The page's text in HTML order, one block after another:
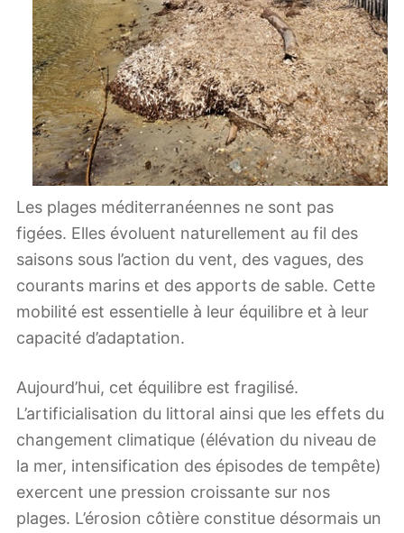
Les plages méditerranéennes ne sont pas
figées. Elles évoluent naturellement au fil des
saisons sous l’action du vent, des vagues, des
courants marins et des apports de sable. Cette
mobilité est essentielle à leur équilibre et à leur
capacité d’adaptation.
Aujourd’hui, cet équilibre est fragilisé.
L’artificialisation du littoral ainsi que les effets du
changement climatique (élévation du niveau de
la mer, intensification des épisodes de tempête)
exercent une pression croissante sur nos
plages. L’érosion côtière constitue désormais un